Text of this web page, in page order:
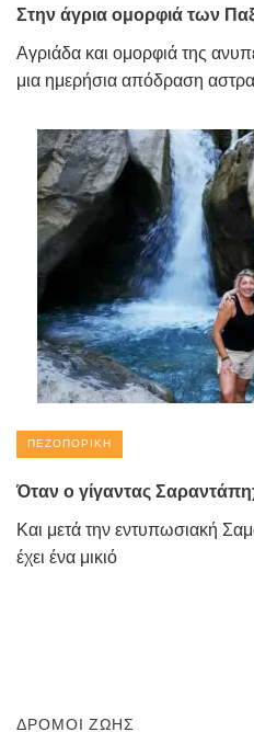
Στην άγρια ομορφιά των
Αγριάδα και ομορφιά της
μια ημερήσια απόδραση
ΠΕΖΟΠΟΡΙΚΉ
Όταν ο γίγαντας
Και μετά την εντυπωσιακή
έχει ένα μικιό
ΔΡΌΜΟΙ ΖΩΉΣ